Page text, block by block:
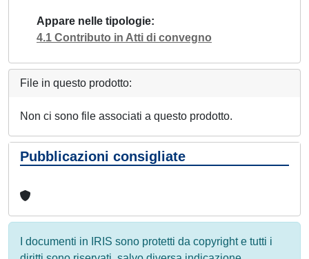
Appare nelle tipologie
4.1 Contributo in Atti di convegno
File in questo prodotto:
Non ci sono file associati a questo prodotto.
Pubblicazioni consigliate
I documenti in IRIS sono protetti da copyright e tutti i